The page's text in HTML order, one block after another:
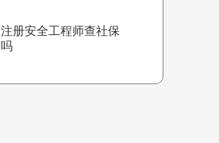
注册安全工程师查社保
吗